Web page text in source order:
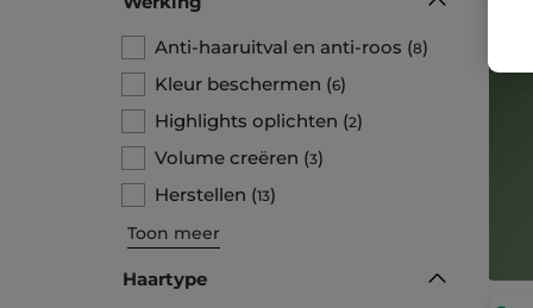
Anti-haaruitval en anti-roos (8)
Kleur beschermen (6)
Highlights oplichten (2)
Volume creëren (3)
Herstellen (13)
Toon meer
Haartype